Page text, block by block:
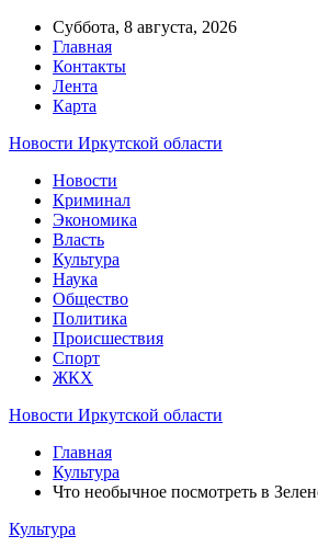
Суббота, 8 августа, 2026
Главная
Контакты
Лента
Карта
Новости Иркутской области
Новости
Криминал
Экономика
Власть
Культура
Наука
Общество
Политика
Происшествия
Спорт
ЖКХ
Новости Иркутской области
Главная
Культура
Что необычное посмотреть в
Культура